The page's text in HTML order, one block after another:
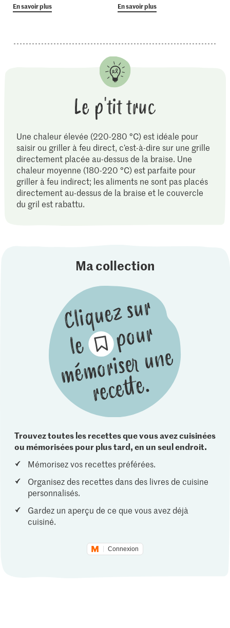
En savoir plus En savoir plus
Le p'tit truc
Une chaleur élevée (220-280 °C) est idéale pour
saisir ou griller à feu direct, c’est-à-dire sur une grille
directement placée au-dessus de la braise. Une
chaleur moyenne (180-220 °C) est parfaite pour
griller à feu indirect; les aliments ne sont pas placés
directement au-dessus de la braise et le couvercle
du gril est rabattu.
Ma collection
Trouvez toutes les recettes que vous avez cuisinées
ou mémorisées pour plus tard, en un seul endroit.
Mémorisez vos recettes préférées.
Organisez des recettes dans des livres de cuisine
personnalisés.
Gardez un aperçu de ce que vous avez déjà
cuisiné.
Connexion